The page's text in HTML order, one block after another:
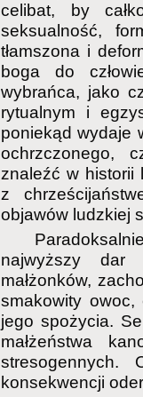
celibat, by
seksualność,
tłamszona i
boga do
wybrańca, jako
rytualnym i
poniekąd wydaje
ochrzczonego,
znaleźć w historii
z
objawów ludzkiej
najwyższy dar
małżonków,
smakowity
jego spożycia.
małżeństwa
konsekwencji